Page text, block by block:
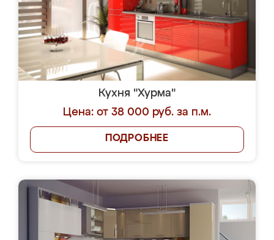
Кухня "Хурма"
Цена: от 38 000 руб. за п.м.
ПОДРОБНЕЕ